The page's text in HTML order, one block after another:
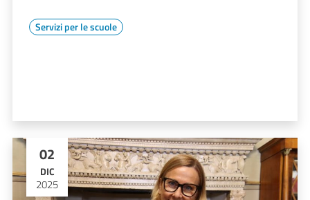
Servizi per le scuole
02
DIC
2025